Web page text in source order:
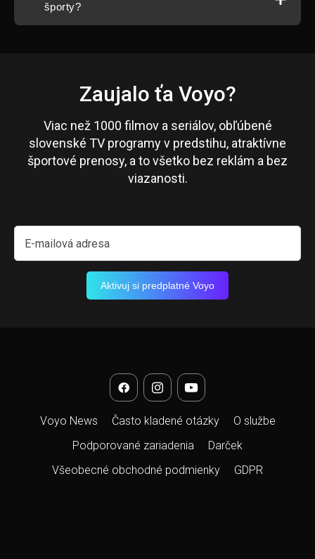
športy?
Zaujalo ťa Voyo?
Viac než 1000 filmov a seriálov, obľúbené
slovenské TV programy v predstihu, atraktívne
športové prenosy, a to všetko bez reklám a bez
viazanosti.
E-mailová adresa
Aktivuj si predplatné Voyo
Voyo News Často kladené otázky
O službe
Podporované zariadenia
Darček
Všeobecné obchodné podmienky
GDPR